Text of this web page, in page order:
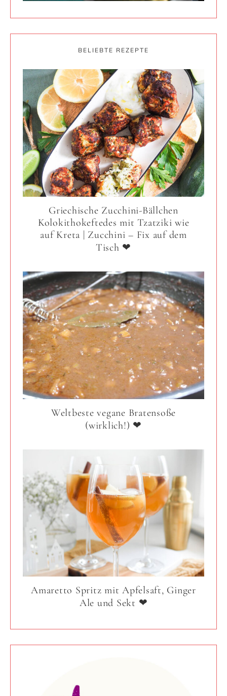
BELIEBTE REZEPTE
Griechische Zucchini-Bällchen
Kolokithokeftedes mit Tzatziki wie
auf Kreta | Zucchini – Fix auf dem
Tisch ❤
Weltbeste vegane Bratensoße
(wirklich!) ❤
Amaretto Spritz mit Apfelsaft, Ginger
Ale und Sekt ❤